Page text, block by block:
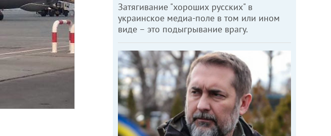
Затягивание "хороших русских" в
украинское медиа-поле в том или ином
виде – это подыгрывание врагу.